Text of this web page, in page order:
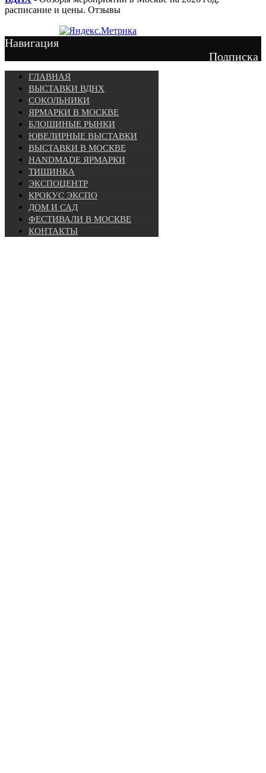
расписание и цены. Отзывы
Навигация
Подписка
ГЛАВНАЯ
ВЫСТАВКИ ВДНХ
СОКОЛЬНИКИ
ЯРМАРКИ В МОСКВЕ
БЛОШИНЫЕ РЫНКИ
ЮВЕЛИРНЫЕ ВЫСТАВКИ
ВЫСТАВКИ В МОСКВЕ
HANDMADE ЯРМАРКИ
ТИШИНКА
ЭКСПОЦЕНТР
КРОКУС ЭКСПО
ДОМ И САД
ФЕСТИВАЛИ В МОСКВЕ
КОНТАКТЫ